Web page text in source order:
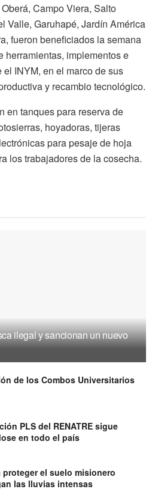
Campo Viera, Salto
Valle, Garuhapé, Jardín América
fueron beneficiados la semana
herramientas, implementos e
INYM, en el marco de sus
y recambio tecnológico.
en tanques para reserva de
hoyadoras, tijeras
para pesaje de hoja
los trabajadores de la cosecha.
ilegal y sancionan un nuevo
de los Combos Universitarios
PLS del RENATRE sigue
en todo el país
proteger el suelo misionero
las lluvias intensas